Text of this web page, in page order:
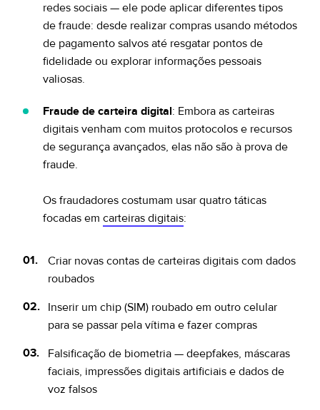
redes sociais — ele pode aplicar diferentes tipos
de fraude: desde realizar compras usando métodos
de pagamento salvos até resgatar pontos de
fidelidade ou explorar informações pessoais
valiosas.
Fraude de carteira digital: Embora as carteiras
digitais venham com muitos protocolos e recursos
de segurança avançados, elas não são à prova de
fraude.
Os fraudadores costumam usar quatro táticas
focadas em carteiras digitais:
Criar novas contas de carteiras digitais com dados
roubados
Inserir um chip (SIM) roubado em outro celular
para se passar pela vítima e fazer compras
Falsificação de biometria — deepfakes, máscaras
faciais, impressões digitais artificiais e dados de
voz falsos